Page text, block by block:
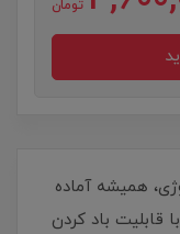
تومان
پاوربانک 4000 پاورولوژی، همیشه آماده
قابلیت باد کردن